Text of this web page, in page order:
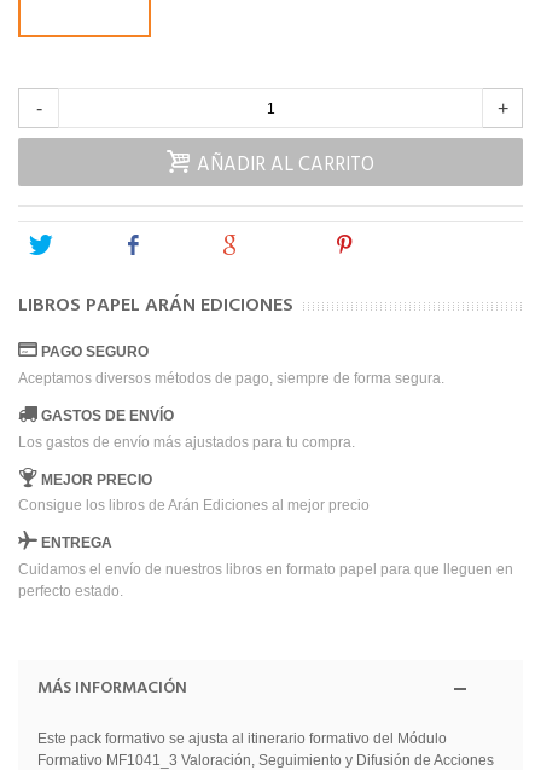
- +
AÑADIR AL CARRITO
Tweet
LIBROS PAPEL ARÁN EDICIONES
PAGO SEGURO
Aceptamos diversos métodos de pago, siempre de forma segura.
GASTOS DE ENVÍO
Los gastos de envío más ajustados para tu compra.
MEJOR PRECIO
Consigue los libros de Arán Ediciones al mejor precio
ENTREGA
Cuidamos el envío de nuestros libros en formato papel para que lleguen en
perfecto estado.
MÁS INFORMACIÓN
Este pack formativo se ajusta al itinerario formativo del Módulo
Formativo MF1041_3 Valoración, Seguimiento y Difusión de Acciones